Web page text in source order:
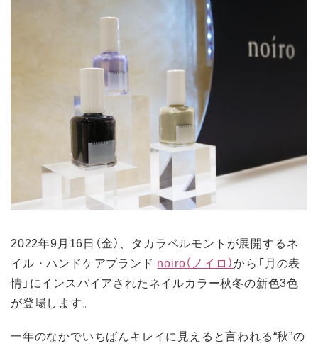
2022年9月16日（金）、タカラベルモントが展開するネ
イル・ハンドケアブランド noiro（ノイロ）から「月の表
情」にインスパイアされたネイルカラー秋冬の新色3色
が登場します。
一年のなかでいちばんキレイに見えると言われる“秋”の